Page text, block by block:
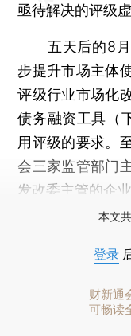
亟待解决的评级
五天后的8月
步提升市场主体
评级行业市场化
债务融资工具（
用评级的要求。
会三家监管部门
发改委主管的企
本文
登录
财新通
可畅读